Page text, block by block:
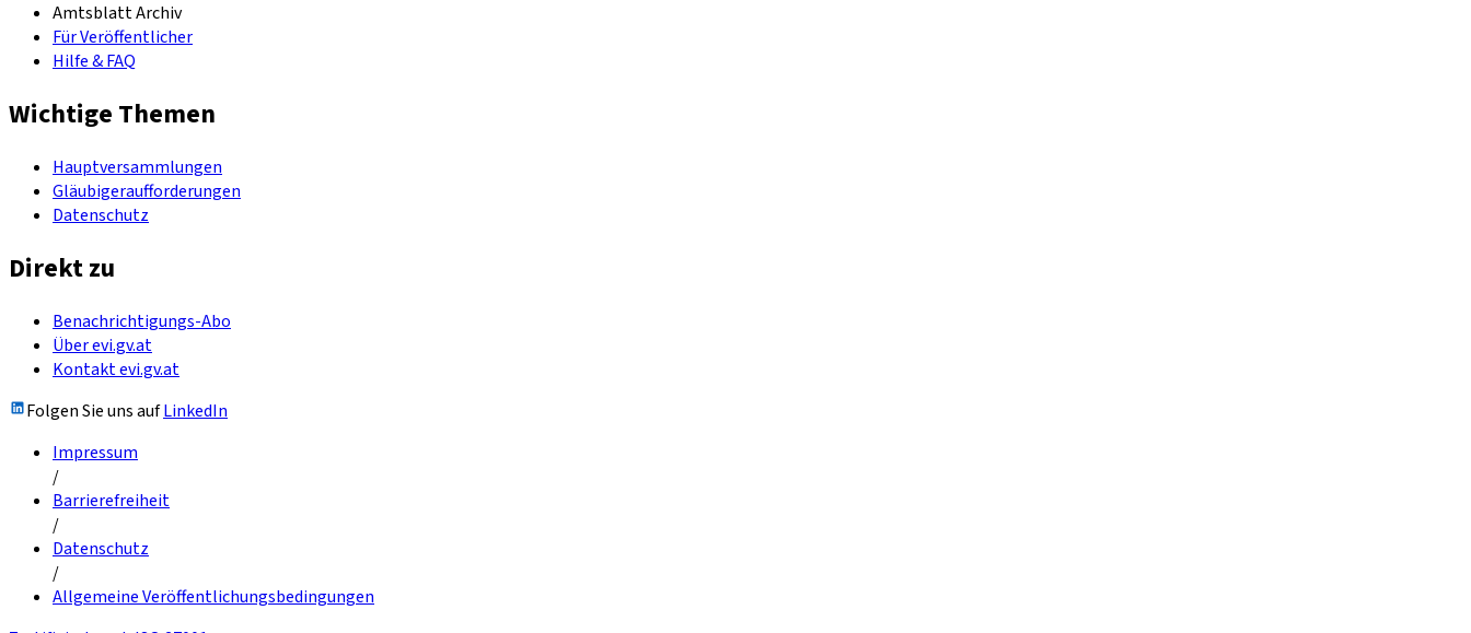
Amtsblatt Archiv
Für Veröffentlicher
Hilfe & FAQ
Wichtige Themen
Hauptversammlungen
Gläubigeraufforderungen
Datenschutz
Direkt zu
Benachrichtigungs-Abo
Über evi.gv.at
Kontakt evi.gv.at
Folgen Sie uns aufLinkedIn
Impressum
/
Barrierefreiheit
/
Datenschutz
/
Allgemeine Veröffentlichungsbedingungen